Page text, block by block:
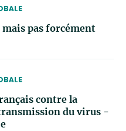
pas forcément
contre la
du virus -